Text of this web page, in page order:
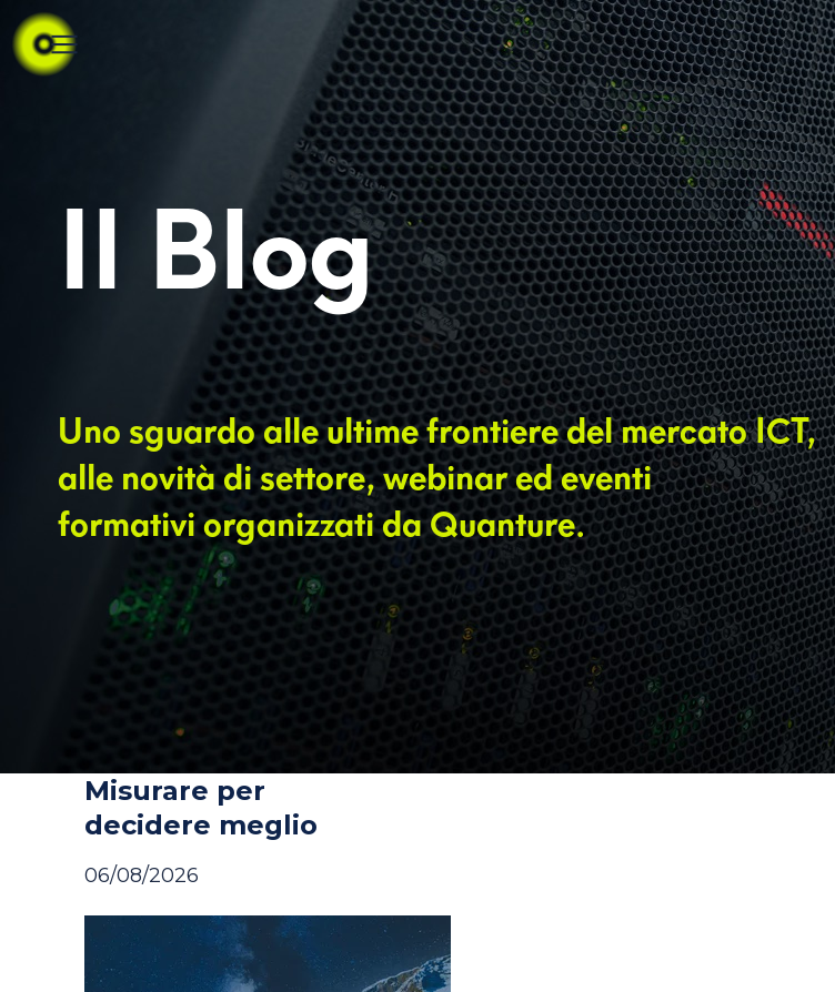
Il Blog
Uno sguardo alle ultime frontiere del mercato ICT,
alle novità di settore, webinar ed eventi
formativi organizzati da Quanture.
Misurare per
decidere meglio
06/08/2026